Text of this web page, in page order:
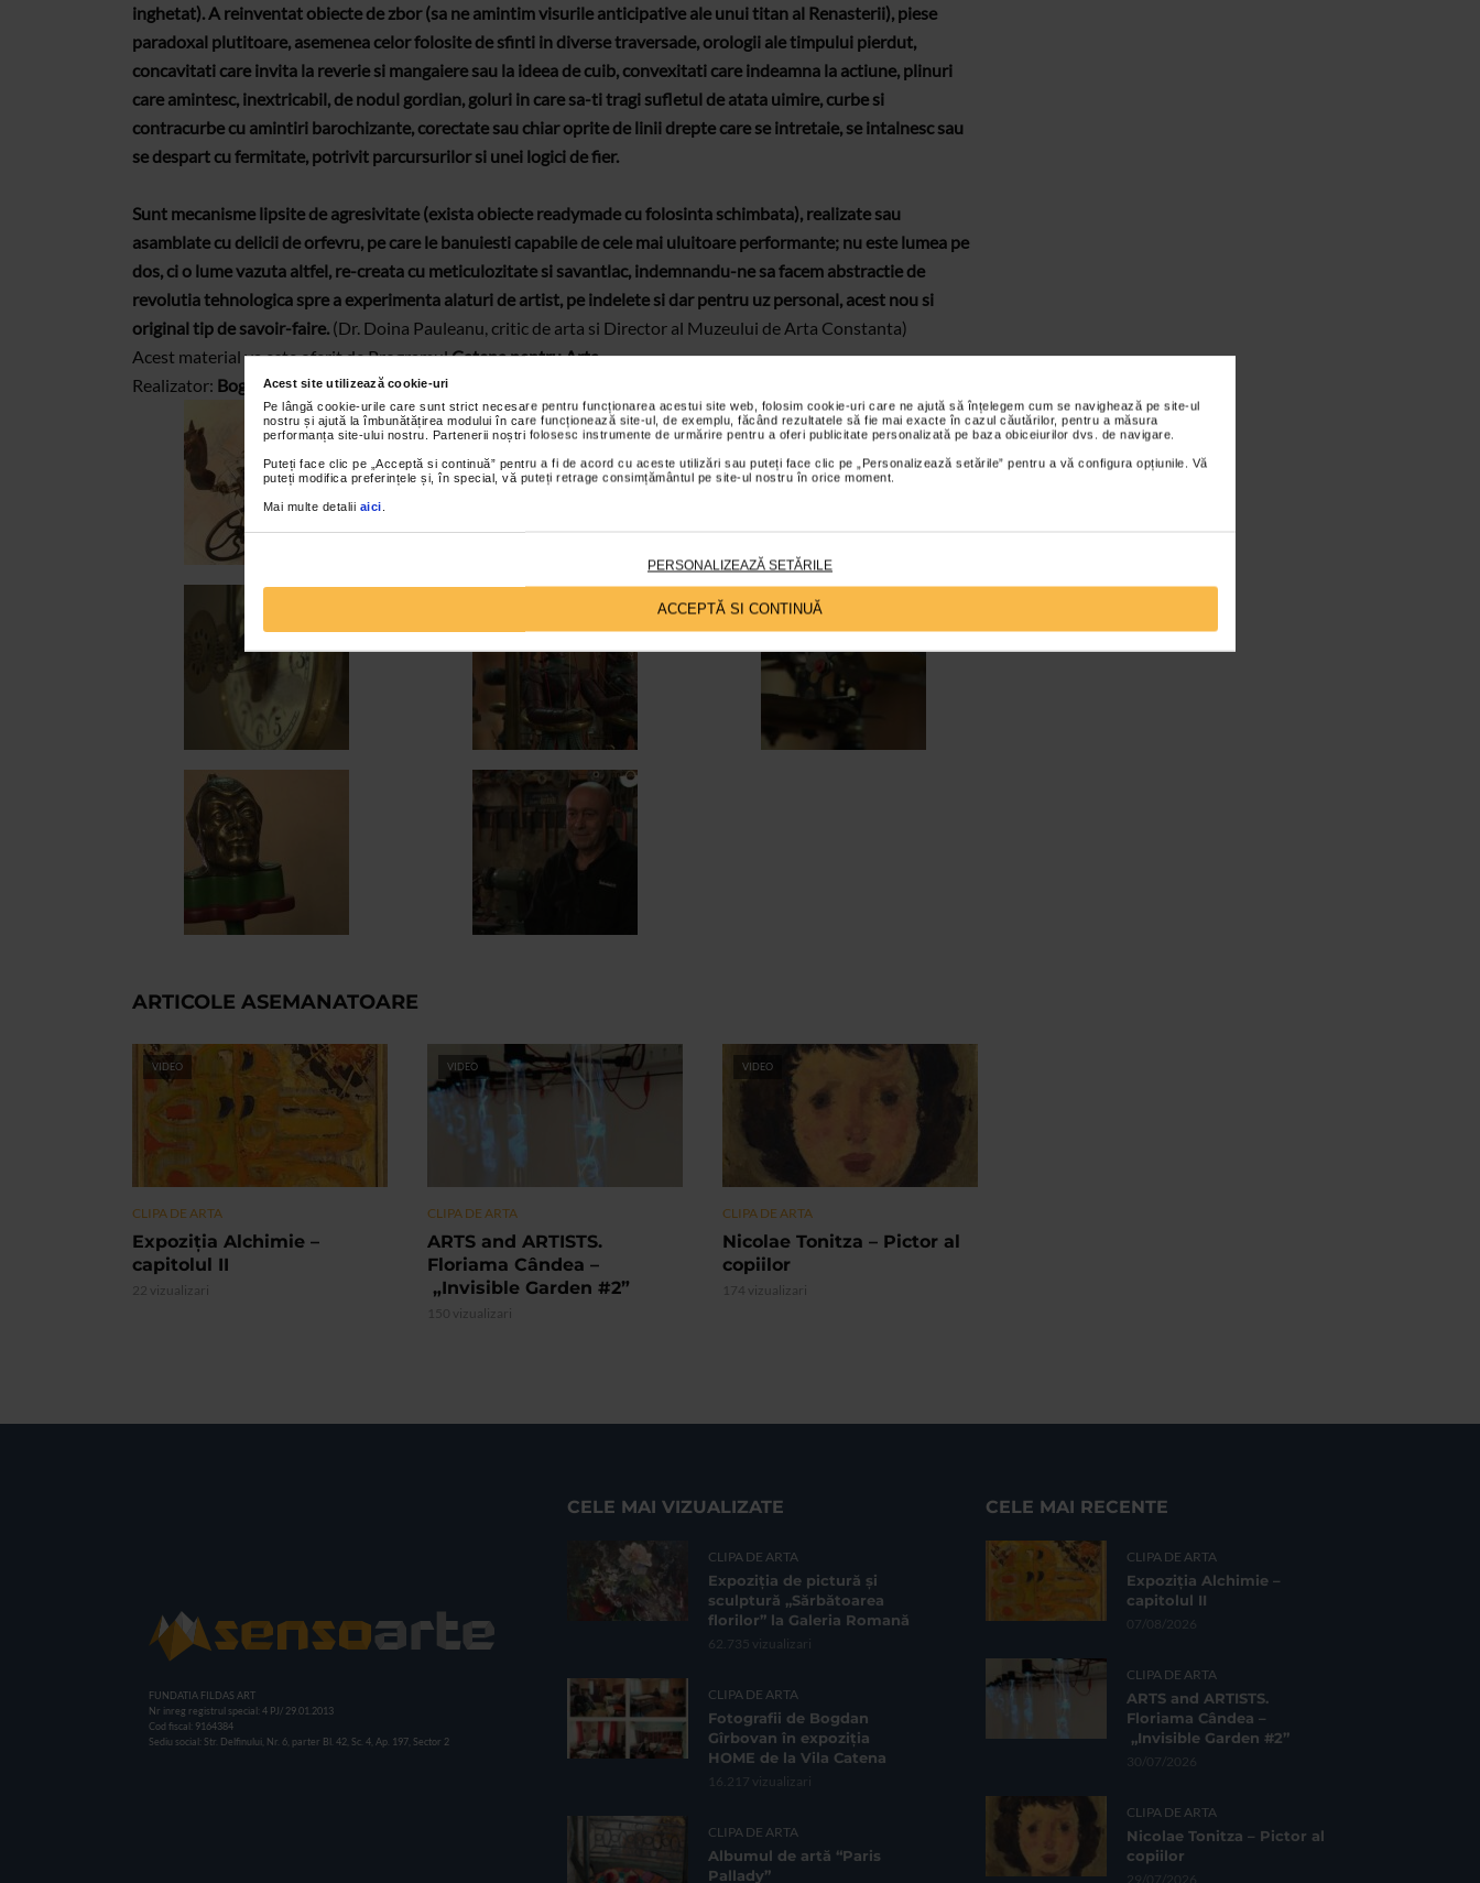
Acest site utilizează cookie-uri
Pe lângă cookie-urile care sunt strict necesare pentru funcționarea acestui site web, folosim cookie-uri care ne ajută să înțelegem cum se navighează pe site-ul
nostru și ajută la îmbunătățirea modului în care funcționează site-ul, de exemplu, făcând rezultatele să fie mai exacte în cazul căutărilor, pentru a măsura
performanța site-ului nostru. Partenerii noștri folosesc instrumente de urmărire pentru a oferi publicitate personalizată pe baza obiceiurilor dvs. de navigare.
Puteți face clic pe „Acceptă si continuă” pentru a fi de acord cu aceste utilizări sau puteți face clic pe „Personalizează setările” pentru a vă configura opțiunile. Vă
puteți modifica preferințele și, în special, vă puteți retrage consimțământul pe site-ul nostru în orice moment.
Mai multe detalii aici
PERSONALIZEAZĂ SETĂRILE
ACCEPTĂ SI CONTINUĂ
inghetat). A reinventat obiecte de zbor (sa ne amintim visurile anticipative ale unui titan al Renasterii), piese
paradoxal plutitoare, asemenea celor folosite de sfinti in diverse traversade, orologii ale timpului pierdut,
concavitati care invita la reverie si mangaiere sau la ideea de cuib, convexitati care indeamna la actiune, plinuri
care amintesc, inextricabil, de nodul gordian, goluri in care sa-ti tragi sufletul de atata uimire, curbe si
contracurbe cu amintiri barochizante, corectate sau chiar oprite de linii drepte care se intretaie, se intalnesc sau
se despart cu fermitate, potrivit parcursurilor si unei logici de fier.
Sunt mecanisme lipsite de agresivitate (exista obiecte readymade cu folosinta schimbata), realizate sau
asamblate cu delicii de orfevru, pe care le banuiesti capabile de cele mai uluitoare performante; nu este lumea pe
dos, ci o lume vazuta altfel, re-creata cu meticulozitate si savantlac, indemnandu-ne sa facem abstractie de
revolutia tehnologica spre a experimenta alaturi de artist, pe indelete si dar pentru uz personal, acest nou si
original tip de savoir-faire. (Dr. Doina Pauleanu, critic de arta si Director al Muzeului de Arta Constanta)
Acest material va este oferit de ProgramulCatena pentru Arta.
Realizator: Bogdana Contras
ARTICOLE ASEMANATOARE
VIDEO
CLIPA DE ARTA
Expoziția Alchimie –
capitolul II
22 vizualizari
VIDEO
CLIPA DE ARTA
ARTS and ARTISTS.
Floriama Cândea –
„Invisible Garden #2”
150 vizualizari
VIDEO
CLIPA DE ARTA
Nicolae Tonitza – Pictor al
copiilor
174 vizualizari
FUNDATIA FILDAS ART
Nr inreg registrul special: 4 PJ/ 29.01.2013
Cod fiscal: 9164384
Sediu social: Str. Delfinului, Nr. 6, parter Bl. 42, Sc. 4, Ap. 197, Sector 2
CELE MAI VIZUALIZATE
CLIPA DE ARTA
Expoziția de pictură și
sculptură „Sărbătoarea
florilor” la Galeria Romană
62.735 vizualizari
CLIPA DE ARTA
Fotografii de Bogdan
Gîrbovan în expoziția
HOME de la Vila Catena
16.217 vizualizari
CLIPA DE ARTA
Albumul de artă “Paris
Pallady”
CELE MAI RECENTE
CLIPA DE ARTA
Expoziția Alchimie –
capitolul II
07/08/2026
CLIPA DE ARTA
ARTS and ARTISTS.
Floriama Cândea –
„Invisible Garden #2”
30/07/2026
CLIPA DE ARTA
Nicolae Tonitza – Pictor al
copiilor
29/07/2026